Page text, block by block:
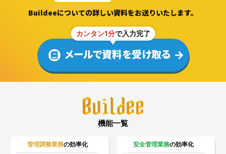
Buildeeについての詳しい資料をお送りいたします。
カンタン1分で入力完了
メールで資料を受け取る
機能一覧
管理調整業務の効率化 安全管理業務の効率化